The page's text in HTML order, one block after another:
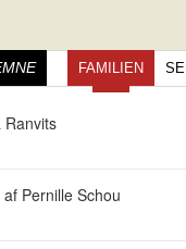
FAMILIEN
Ranvits
Pernille Schou